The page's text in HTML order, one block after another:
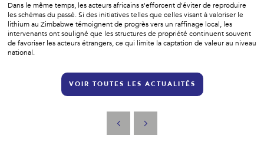
Dans le même temps, les acteurs africains s'efforcent d'éviter de reproduire
les schémas du passé. Si des initiatives telles que celles visant à valoriser le
lithium au Zimbabwe témoignent de progrès vers un raffinage local, les
intervenants ont souligné que les structures de propriété continuent souvent
de favoriser les acteurs étrangers, ce qui limite la captation de valeur au niveau
national.
VOIR TOUTES LES ACTUALITÉS